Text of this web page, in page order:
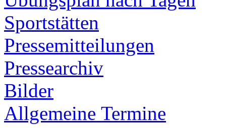
Sportstätten
Pressemitteilungen
Pressearchiv
Bilder
Allgemeine Termine